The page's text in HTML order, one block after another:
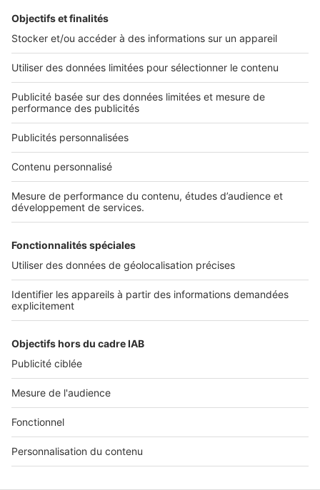
L'ENTREPRISE
Qui sommes-nous ?
Nous contacter
Nous recrutons
NOS APPLICATIONS
Découvrez nos applications
Tous nos services pro
Accès client
Mes annonces sur SeLoger
À DÉCOUVRIR
Tout l'immobilier
Toutes les villes
Tous les départements
Toutes les régions
SeLoger © 1992 - 2023
Annonces Immobilières